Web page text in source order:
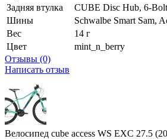
Задняя втулка
CUBE Disc Hub, 6-Bolt
Шины
Schwalbe Smart Sam,
Вес
14 г
Цвет
mint_n_berry
Отзывы (0)
Написать отзыв
Велосипед cube access WS EXC 27.5